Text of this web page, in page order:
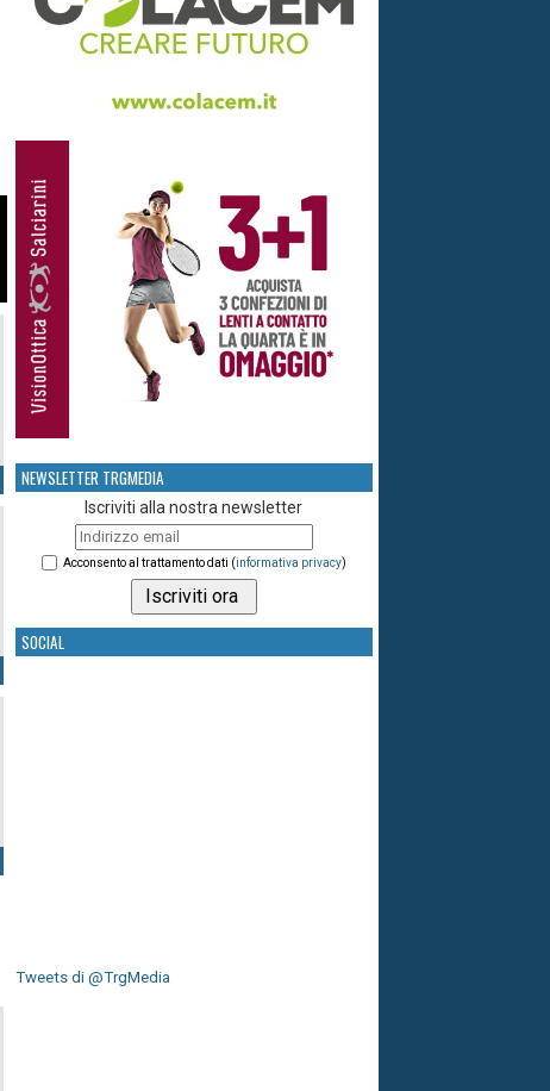
NEWSLETTER TRGMEDIA
Iscriviti alla nostra newsletter
Acconsento al trattamento dati (informativa privacy)
SOCIAL
Tweets di @TrgMedia